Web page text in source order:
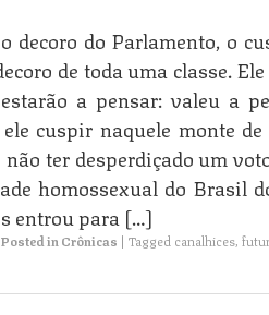
decoro do Parlamento, o
de toda uma classe.
a pensar: valeu a
cuspir naquele monte
ter desperdiçado um
homossexual do Brasil
entrou para […]
Posted inCrônicas | Tagged canalhices,